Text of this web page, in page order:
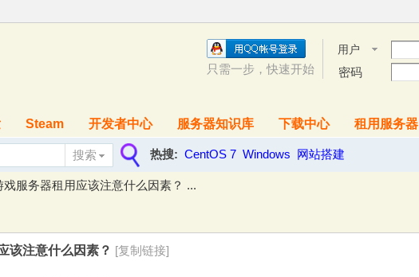
用户
名
密码
只需一步，快速开始
Steam 开发者中心 服务器知识库 下载中心 租用服务器
搜索
搜
索
热搜: CentOS 7 Windows 网站搭建
戏服务器租用应该注意什么因素？ ...
该注意什么因素？ [复制链接]